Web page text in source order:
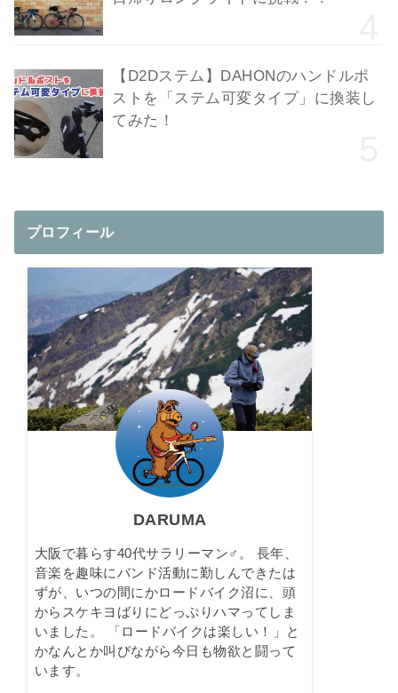
【D2Dステム】DAHONのハンドルポ
ストを「ステム可変タイプ」に換装し
てみた！
プロフィール
DARUMA
大阪で暮らす40代サラリーマン♂。 長年、
音楽を趣味にバンド活動に勤しんできたは
ずが、いつの間にかロードバイク沼に、頭
からスケキヨばりにどっぷりハマってしま
いました。 「ロードバイクは楽しい！」と
かなんとか叫びながら今日も物欲と闘って
います。